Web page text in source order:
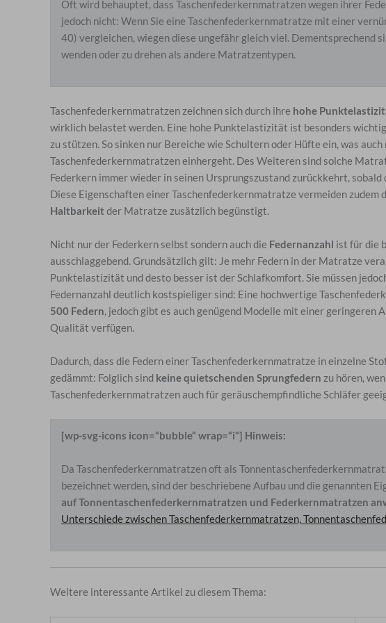
Oft wird behauptet, dass Taschenfederkernmatratzen wegen ihrer
jedoch nicht: Wenn Sie eine Taschenfederkernmatratze mit einer
40) vergleichen, wiegen diese ungefähr gleich viel. Dementsprechend
wenden oder zu drehen als andere Matratzentypen.
Taschenfederkernmatratzen zeichnen sich durch ihre hohe
wirklich belastet werden. Eine hohe Punktelastizität ist besonders
zu stützen. So sinken nur Bereiche wie Schultern oder Hüfte ein, was
Taschenfederkernmatratzen einhergeht. Des Weiteren sind solche
Federkern immer wieder in seinen Ursprungszustand zurückkehrt,
Diese Eigenschaften einer Taschenfederkernmatratze vermeiden zudem
Haltbarkeitder Matratze zusätzlich begünstigt.
Nicht nur der Federkern selbst sondern auch die Federnanzahl ist für die
ausschlaggebend. Grundsätzlich gilt: Je mehr Federn in der Matratze
Punktelastizität und desto besser ist der Schlafkomfort. Sie müssen
Federnanzahl deutlich kostspieliger sind: Eine hochwertige
500 Federn, jedoch gibt es auch genügend Modelle mit einer geringeren
Qualität verfügen.
Dadurch, dass die Federn einer Taschenfederkernmatratze in einzelne
gedämmt: Folglich sind keine quietschenden Sprungfedern zu hören,
Taschenfederkernmatratzen auch für geräuschempfindliche Schläfer
[wp-svg-icons icon=“bubble“ wrap=“i“] Hinweis:
Da Taschenfederkernmatratzen oft als
bezeichnet werden, sind der beschriebene Aufbau und die genannten
auf Tonnentaschenfederkernmatratzen und Federkernmatratzen
Unterschiede zwischen Taschenfederkernmatratzen,
Weitere interessante Artikel zu diesem Thema: